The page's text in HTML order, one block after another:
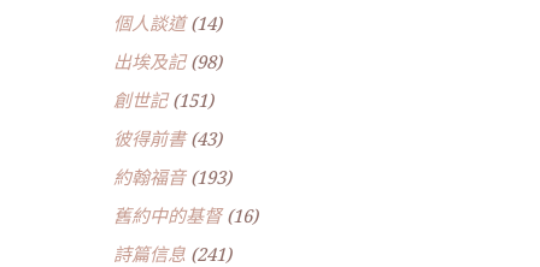
個人談道(14)
出埃及記(98)
創世記(151)
彼得前書(43)
約翰福音(193)
舊約中的基督(16)
詩篇信息 (241)